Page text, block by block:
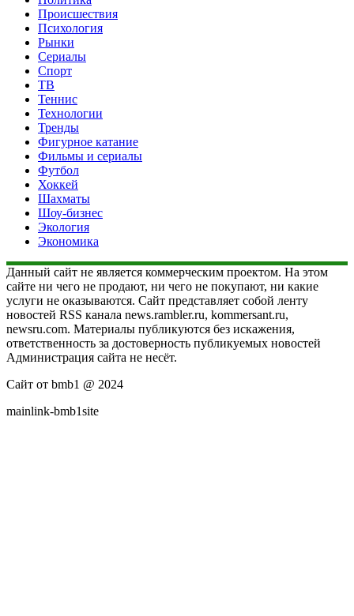
Происшествия
Психология
Рынки
Сериалы
Спорт
ТВ
Теннис
Технологии
Тренды
Фигурное катание
Фильмы и сериалы
Футбол
Хоккей
Шахматы
Шоу-бизнес
Экология
Экономика
Данный сайт не является коммерческим проектом. На этом
сайте ни чего не продают, ни чего не покупают, ни какие
услуги не оказываются. Сайт представляет собой ленту
новостей RSS канала news.rambler.ru, kommersant.ru,
newsru.com. Материалы публикуются без искажения,
ответственность за достоверность публикуемых новостей
Администрация сайта не несёт.
Сайт от bmb1 @ 2024
mainlink-bmb1site